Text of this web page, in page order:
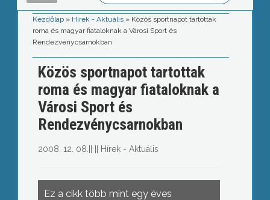
Kezdőlap » Hírek - Aktuális » Közös sportnapot tartottak
roma és magyar fiataloknak a Városi Sport és
Rendezvénycsarnokban
Közös sportnapot tartottak
roma és magyar fiataloknak a
Városi Sport és
Rendezvénycsarnokban
2008. 12. 08. Hírek - Aktuális
Ez a cikk több mint egy éves